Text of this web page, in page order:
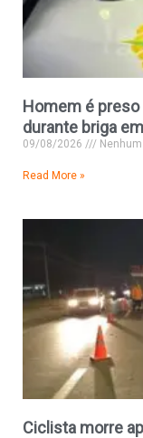
Homem é
durante briga
09/08/2026
Read More »
Ciclista morre